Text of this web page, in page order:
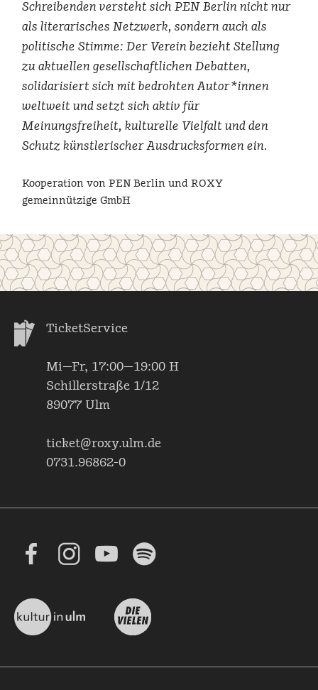
Schreibenden versteht sich PEN Berlin nicht nur
als literarisches Netzwerk, sondern auch als
politische Stimme: Der Verein bezieht Stellung
zu aktuellen gesellschaftlichen Debatten,
solidarisiert sich mit bedrohten Autor*innen
weltweit und setzt sich aktiv für
Meinungsfreiheit, kulturelle Vielfalt und den
Schutz künstlerischer Ausdrucksformen ein.
Kooperation von PEN Berlin und ROXY
gemeinnützige GmbH
TicketService
Mi—Fr, 17:00—19:00 H
Schillerstraße 1/12
89077 Ulm
ticket@roxy.ulm.de
0731.96862-0